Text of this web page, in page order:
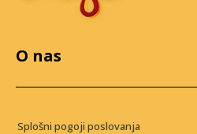
O nas
Splošni pogoji poslovanja